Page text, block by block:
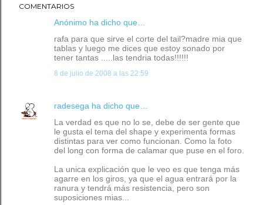
COMENTARIOS
Anónimo ha dicho que…
rafa para que sirve el corte del tail?madre mia que
tablas y luego me dices que estoy sonado por
tener tantas .....las tendria todas!!!!!!
8 de julio de 2008 a las 22:59
radesega ha dicho que…
La verdad es que no lo se, debe de ser gente que
le gusta el tema del shape y experimenta formas
distintas para ver como funcionan. Como la foto
del long con forma de calamar que puse en el foro.
La unica explicación que le veo es que tenga más
agarre en los giros, ya que el agua entrará por la
ranura y tendrá más resistencia, pero son
suposiciones mias...